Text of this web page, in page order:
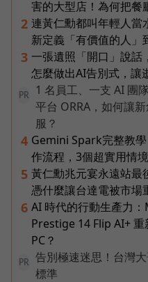
害的大型店！為何把餐
2 連黃仁勳都叫年輕人當
新定義「有價值的人」
3 一張遺照「開口」說話
怎麼做出AI告別式，讓
PR
1 名員工、一支 AI 團
平台 ORRA，如何讓
服？
4 Gemini Spark完整教
作流程，3個超實用情
5 黃仁勳兆元宴永遠站最
憑什麼讓台達電被市場
6 AI 時代的行動生產力
Prestige 14 Flip AI+
PC？
PR
告別極速迷思！台灣
標準